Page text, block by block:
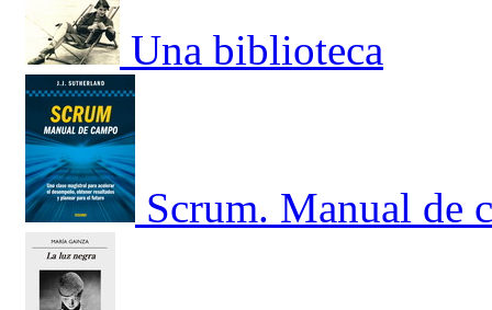
Una biblioteca
Scrum. Manual de